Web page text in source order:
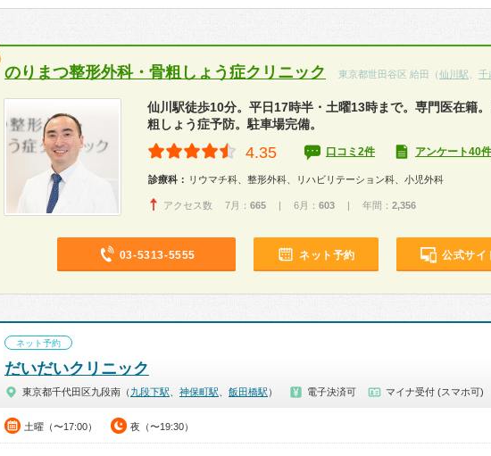
のりまつ整形外科・骨粗しょう症クリニック 東京都世田谷区 給田（仙川駅 千
仙川駅徒歩10分。平日17時半・土曜13時まで。専門医在籍
粗しょう症予防。駐車場完備。
4.35 口コミ2件 アンケート40件
診療科： リウマチ科、整形外科、リハビリテーション科、小児外科
アクセス数 7月： 665 | 6月： 603 | 年間： 2,356
03-5313-5555 ネット予約 公式サイ
ネット予約
だいだいクリニック
東京都千代田区九段南（ 九段下駅 神保町駅 飯田橋駅 ） 電子決済可 マイナ受付 (スマホ可)
土曜（〜17:00） 夜（〜19:30）